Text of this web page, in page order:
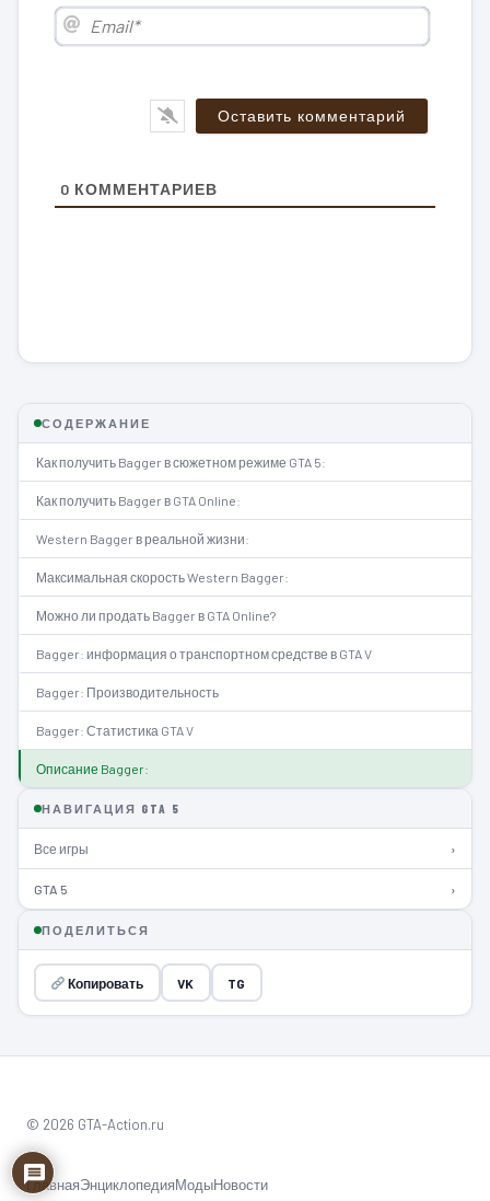
Email*
0 КОММЕНТАРИЕВ
СОДЕРЖАНИЕ
Как получить Bagger в сюжетном режиме GTA 5:
Как получить Bagger в GTA Online:
Western Bagger в реальной жизни:
Максимальная скорость Western Bagger:
Можно ли продать Bagger в GTA Online?
Bagger: информация о транспортном средстве в GTA V
Bagger: Производительность
Bagger: Статистика GTA V
Описание Bagger:
НАВИГАЦИЯ GTA 5
Все игры ›
GTA 5 ›
ПОДЕЛИТЬСЯ
Копировать VK TG
© 2026 GTA-Action.ru
ГлавнаяЭнциклопедияМодыНовости